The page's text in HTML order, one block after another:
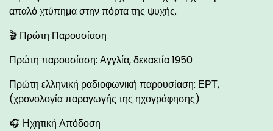
απαλό χτύπημα στην πόρτα της ψυχής.
🎬 Πρώτη Παρουσίαση
Πρώτη παρουσίαση: Αγγλία, δεκαετία 1950
Πρώτη ελληνική ραδιοφωνική παρουσίαση: ΕΡΤ,
(χρονολογία παραγωγής της ηχογράφησης)
🎧 Ηχητική Απόδοση